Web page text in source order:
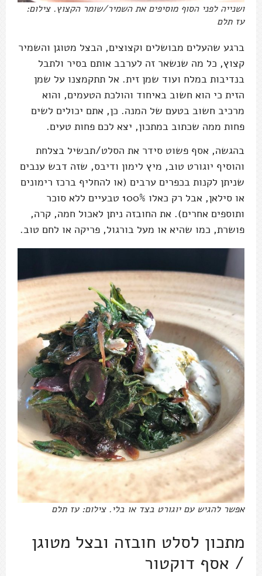
ושנייה לפני הסוף מוסיפים את השמיר/שומר הקצוץ. צילום:
עז תלם
ברגע שהעלים מבושלים וקצוצים, הבצל מטוגן והשמיר
קצוץ, כל מה שנשאר זה לערבב אותם בסיר ולתבל
בנדיבות במלח ועוד שמן זית. אל תתקמצנו על שמן
הזית כי הוא חשוב באיחוד והולכת הטעמים, והוא
מרכיב חשוב בטעם של המנה. כן, אתם יכולים לשים
פחות ממה שכתוב במתכון, יצא לכם פחות טעים.
בהגשה, אסף פשוט סידר את הסלט/תבשיל בצלחת
והוסיף יוגורט טוב, מיץ לימון ודיבס, שזה דבש ענבים
שניתן לקנות בכפרים ערבים (או להחליף ברכז רימונים
או סילאן, אבל רק כאלו 100% טבעיים ללא סוכר
ותוספים אחרים). את החובזה ניתן לאכול חמה, קרה,
פושרת, כמו שהיא או מעל בורגול, פריקה או לחם טוב.
אפשר להגיש עם יוגורט בצד או בלי. צילום: עז תלם
מתכון לסלט חובזה ובצל מטוגן
/ אסף דוקטור